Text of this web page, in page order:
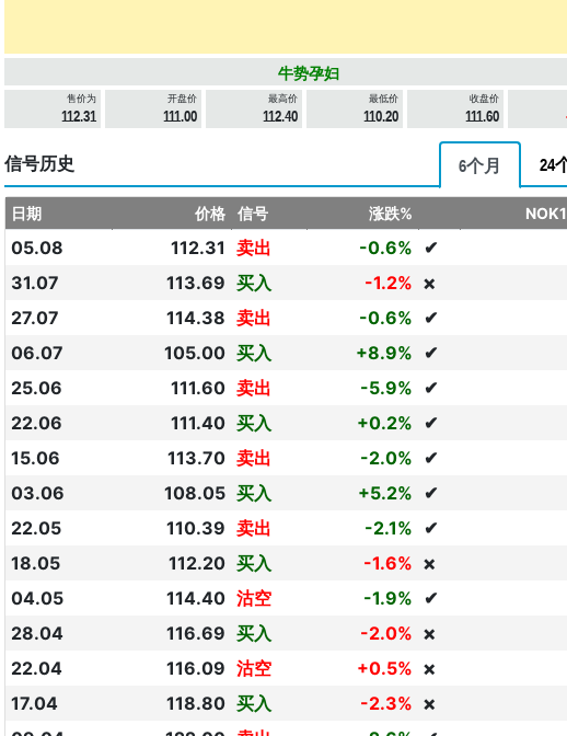
牛势孕妇
售价为
112.31
开盘价
111.00
最高价
112.40
最低价
110.20
收盘价
111.60
信号历史 6个月 24
日期 价格 信号 涨跌%
05.08 112.31 卖出 -0.6% ✔
31.07
113.69 买入 -1.2% ❌
27.07
114.38 卖出 -0.6% ✔
06.07
105.00 买入 +8.9% ✔
25.06
111.60 卖出 -5.9% ✔
22.06
111.40 买入 +0.2% ✔
15.06
113.70 卖出 -2.0% ✔
03.06
108.05 买入 +5.2% ✔
22.05
110.39 卖出 -2.1% ✔
18.05
112.20 买入 -1.6% ❌
04.05
114.40 沽空 -1.9% ✔
28.04
116.69 买入 -2.0% ❌
22.04
116.09 沽空 +0.5% ❌
17.04
118.80 买入 -2.3% ❌